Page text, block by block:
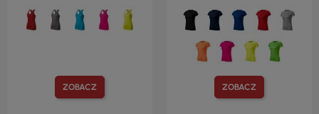
ZOBACZ ZOBACZ